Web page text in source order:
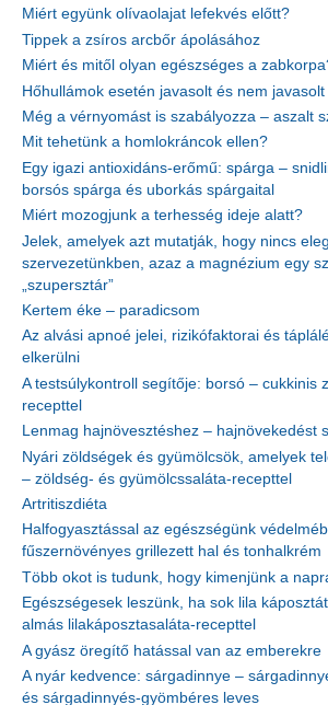
Miért együnk olívaolajat lefekvés előtt?
Tippek a zsíros arcbőr ápolásához
Miért és mitől olyan egészséges a
Hőhullámok esetén javasolt és nem
Még a vérnyomást is szabályozza – aszalt
Mit tehetünk a homlokráncok ellen?
Egy igazi antioxidáns-erőmű: spárga –
borsós spárga és uborkás spárgaital
Miért mozogjunk a terhesség ideje alatt?
Jelek, amelyek azt mutatják, hogy nincs
szervezetünkben, azaz a magnézium egy
„szupersztár”
Kertem éke – paradicsom
Az alvási apnoé jelei, rizikófaktorai és
elkerülni
A testsúlykontroll segítője: borsó – cukkinis
recepttel
Lenmag hajnövesztéshez – hajnövekedést
Nyári zöldségek és gyümölcsök, amelyek
– zöldség- és gyümölcssaláta-recepttel
Artritiszdiéta
Halfogyasztással az egészségünk
fűszernövényes grillezett hal és tonhalkrém
Több okot is tudunk, hogy kimenjünk a
Egészségesek leszünk, ha sok lila
almás lilakáposztasaláta-recepttel
A gyász öregítő hatással van az emberekre
A nyár kedvence: sárgadinnye –
és sárgadinnyés-gyömbéres leves